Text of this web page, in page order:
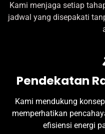
Kami menjaga setiap
jadwal yang disepakati
Pendekatan
Kami mendukung
memperhatikan
efisiensi energi